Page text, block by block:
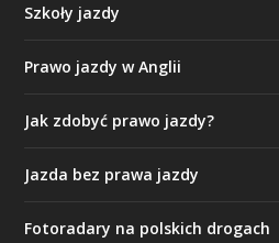
Szkoły jazdy
Prawo jazdy w Anglii
Jak zdobyć prawo jazdy?
Jazda bez prawa jazdy
Fotoradary na polskich drogach